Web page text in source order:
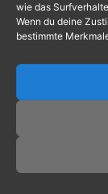
wie das
Wenn du deine
bestimmte